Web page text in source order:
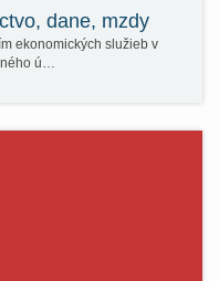
dane, mzdy
ekonomických služieb v
ú…